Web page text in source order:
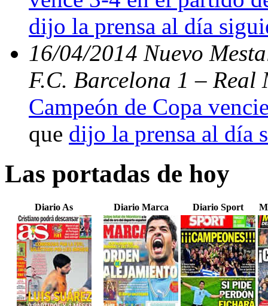
dijo la prensa al día
16/04/2014 Nuevo
F.C. Barcelona 1 –
Campeón de Copa
que dijo la prensa al día
Las portadas de hoy
Diario As Diario Marca Diario Sport